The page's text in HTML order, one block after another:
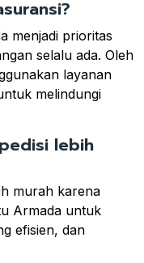
menjadi prioritas
selalu ada. Oleh
layanan
melindungi
lebih
murah karena
Armada untuk
efisien, dan